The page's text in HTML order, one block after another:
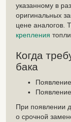
указанному в
оригинальных
цене аналогов.
крепления
Когда
бака
Появление
При появлении
о срочной